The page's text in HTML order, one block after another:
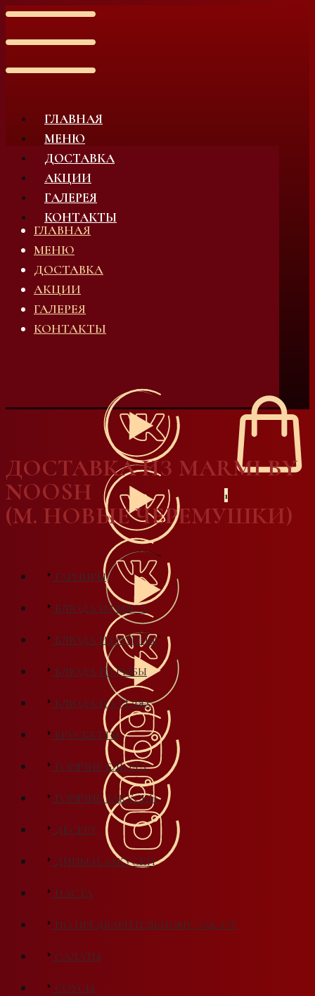
ГЛАВНАЯ
МЕНЮ
ДОСТАВКА
АКЦИИ
ГАЛЕРЕЯ
КОНТАКТЫ
ГЛАВНАЯ
МЕНЮ
ДОСТАВКА
АКЦИИ
ГАЛЕРЕЯ
КОНТАКТЫ
1
ДОСТАВКА ИЗ MARMI BY
NOOSH
(М. НОВЫЕ ЧЕРЕМУШКИ)
ГАРНИРЫ
БЛЮДА ИЗ МЯСА
БЛЮДА ИЗ ПТИЦЫ
БЛЮДА ИЗ РЫБЫ
БЛЮДА НА УГЛЯХ
БРУСКЕТТЫ
ГОРЯЧИЕ БЛЮДА
ГОРЯЧИЕ ЗАКУСКИ
ДЕСЕРТ
ДИПЫ И ЗАКУСКИ
ПАСТА
ПО ПРЕДВАРИТЕЛЬНОМУ ЗАКАЗУ
САЛАТЫ
СОУСЫ